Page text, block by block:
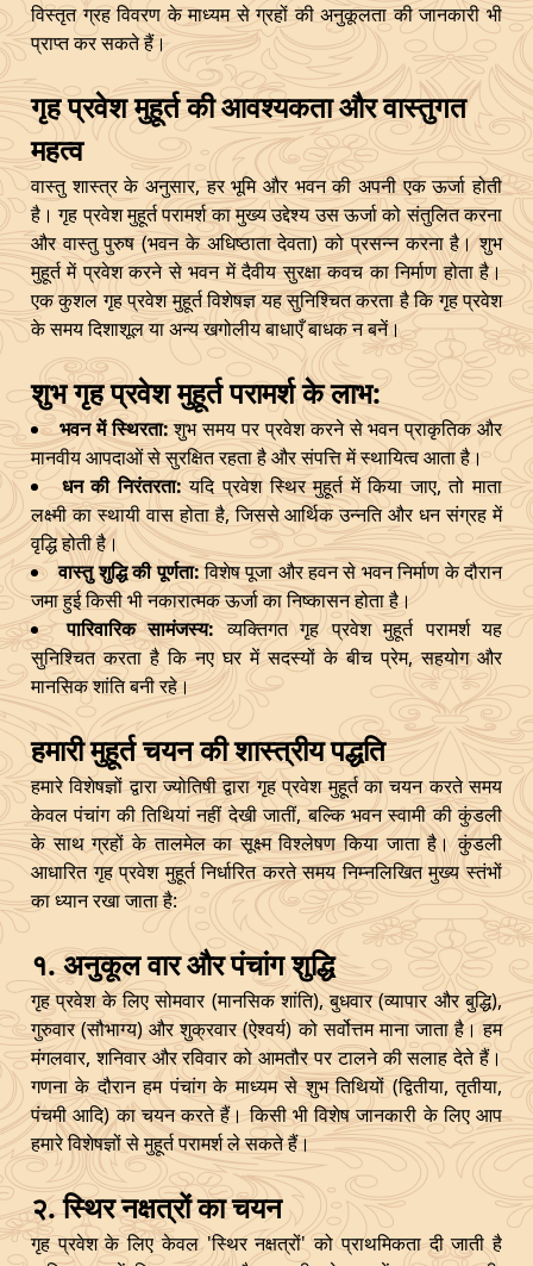
विस्तृत ग्रह विवरण के माध्यम से ग्रहों की अनुकूलता की जानकारी भी
प्राप्त कर सकते हैं।
गृह प्रवेश मुहूर्त की आवश्यकता और वास्तुगत
महत्व
वास्तु शास्त्र के अनुसार, हर भूमि और भवन की अपनी एक ऊर्जा होती
है। गृह प्रवेश मुहूर्त परामर्श का मुख्य उद्देश्य उस ऊर्जा को संतुलित करना
और वास्तु पुरुष (भवन के अधिष्ठाता देवता) को प्रसन्न करना है। शुभ
मुहूर्त में प्रवेश करने से भवन में दैवीय सुरक्षा कवच का निर्माण होता है।
एक कुशल गृह प्रवेश मुहूर्त विशेषज्ञ यह सुनिश्चित करता है कि गृह प्रवेश
के समय दिशाशूल या अन्य खगोलीय बाधाएँ बाधक न बनें।
शुभ गृह प्रवेश मुहूर्त परामर्श के लाभ:
भवन में स्थिरता:शुभ समय पर प्रवेश करने से भवन प्राकृतिक और
मानवीय आपदाओं से सुरक्षित रहता है और संपत्ति में स्थायित्व आता है।
धन की निरंतरता:यदि प्रवेश स्थिर मुहूर्त में किया जाए, तो माता
लक्ष्मी का स्थायी वास होता है, जिससे आर्थिक उन्नति और धन संग्रह में
वृद्धि होती है।
वास्तु शुद्धि की पूर्णता:विशेष पूजा और हवन से भवन निर्माण के दौरान
जमा हुई किसी भी नकारात्मक ऊर्जा का निष्कासन होता है।
पारिवारिक सामंजस्य:व्यक्तिगत गृह प्रवेश मुहूर्त परामर्श यह
सुनिश्चित करता है कि नए घर में सदस्यों के बीच प्रेम, सहयोग और
मानसिक शांति बनी रहे।
हमारी मुहूर्त चयन की शास्त्रीय पद्धति
हमारे विशेषज्ञों द्वारा ज्योतिषी द्वारा गृह प्रवेश मुहूर्त का चयन करते समय
केवल पंचांग की तिथियां नहीं देखी जातीं, बल्कि भवन स्वामी की कुंडली
के साथ ग्रहों के तालमेल का सूक्ष्म विश्लेषण किया जाता है। कुंडली
आधारित गृह प्रवेश मुहूर्त निर्धारित करते समय निम्नलिखित मुख्य स्तंभों
का ध्यान रखा जाता है:
१. अनुकूल वार और पंचांग शुद्धि
गृह प्रवेश के लिए सोमवार (मानसिक शांति), बुधवार (व्यापार और बुद्धि),
गुरुवार (सौभाग्य) और शुक्रवार (ऐश्वर्य) को सर्वोत्तम माना जाता है। हम
मंगलवार, शनिवार और रविवार को आमतौर पर टालने की सलाह देते हैं।
गणना के दौरान हम पंचांग के माध्यम से शुभ तिथियों (द्वितीया, तृतीया,
पंचमी आदि) का चयन करते हैं। किसी भी विशेष जानकारी के लिए आप
हमारे विशेषज्ञों से मुहूर्त परामर्श ले सकते हैं।
२. स्थिर नक्षत्रों का चयन
गृह प्रवेश के लिए केवल 'स्थिर नक्षत्रों' को प्राथमिकता दी जाती है